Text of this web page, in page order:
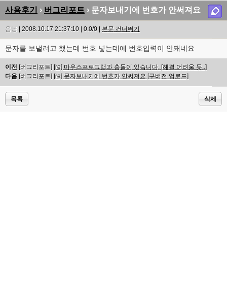
사용후기 › 버그리포트 › 문자보내기에 번호가 안써져요
음낭| 2008.10.17 21:37:10 | 0.0/0 | 본문 건너뛰기
문자를 보낼려고 했는데 번호 넣는데에 번호입력이 안돼네요
이전 [버그리포트] [re] 마우스프로그램과 충돌이 있습니다. [해결 어려울 듯..]
다음 [버그리포트] [re] 문자보내기에 번호가 안써져요 [구버전 업로드]
목록 삭제